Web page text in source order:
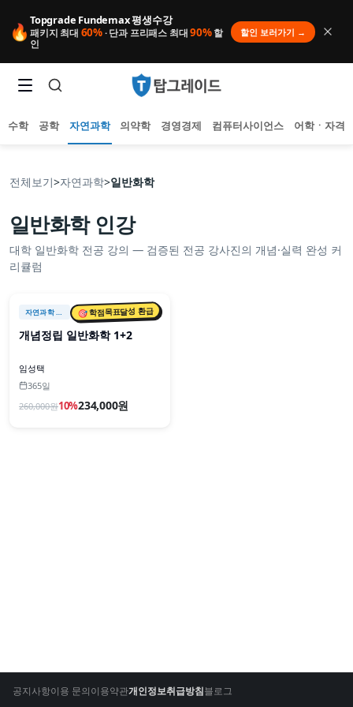
🔥
Topgrade Fundemax 평생수강
패키지 최대 60% · 단과 프리패스 최대90%할
인
할인 보러가기 →
인기 검색어
아직 집계된 인기 검색어가 없습니다.
추천 검색어
최근 검색어
최근 검색 내역이 없습니다.
수학 공학 자연과학 의약학 경영경제 컴퓨터사이언스 어학ㆍ자격
전체보기>자연과학>일반화학
일반화학인강
대학 일반화학 전공 강의 — 검증된 전공 강사진의 개념·실력 완성 커
리큘럼
자연과학> 기초화학 🎯 학점목표달성 환급
개념정립 일반화학 1+2
임성택
365일
260,000원10%234,000원
공지사항이용 문의이용약관개인정보취급방침블로그